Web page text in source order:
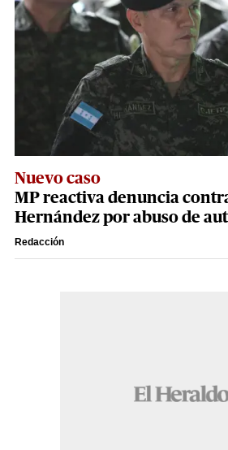
Nuevo caso
MP reactiva denuncia
Hernández por abuso de
Redacción